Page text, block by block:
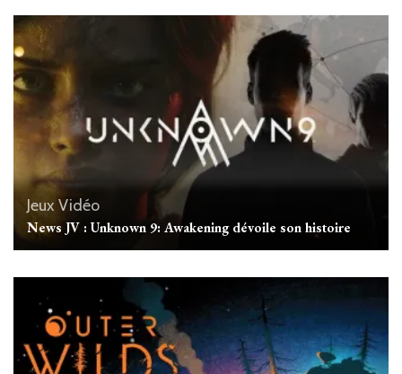
Jeux Vidéo
News JV : Unknown 9: Awakening dévoile son histoire